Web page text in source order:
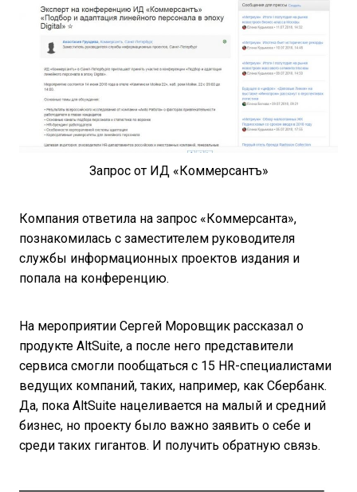
Запрос от ИД «Коммерсантъ»
Компания ответила на запрос «Коммерсанта»,
познакомилась с заместителем руководителя
службы информационных проектов издания и
попала на конференцию.
На мероприятии Сергей Моровщик рассказал о
продукте AltSuite, а после него представители
сервиса смогли пообщаться с 15 HR-специалистами
ведущих компаний, таких, например, как Сбербанк.
Да, пока AltSuite нацеливается на малый и средний
бизнес, но проекту было важно заявить о себе и
среди таких гигантов. И получить обратную связь.